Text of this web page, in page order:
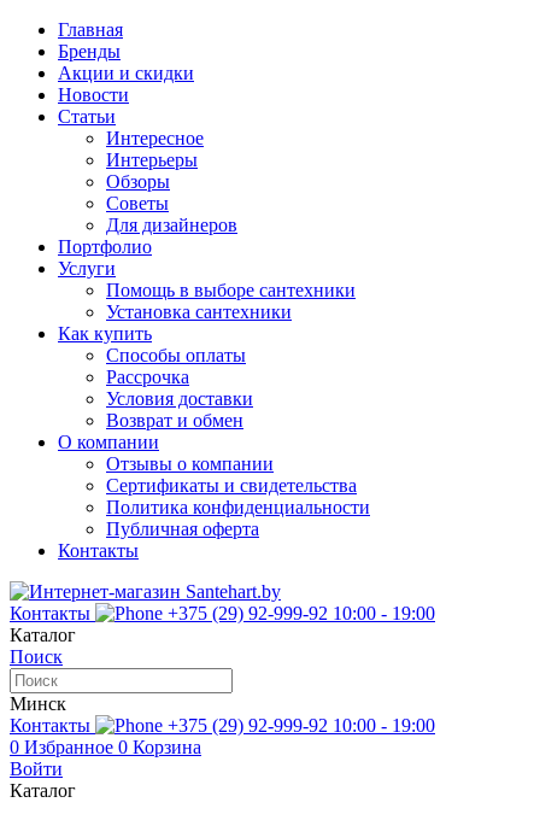
Главная
Бренды
Акции и скидки
Новости
Статьи
Интересное
Интерьеры
Обзоры
Советы
Для дизайнеров
Портфолио
Услуги
Помощь в выборе сантехники
Установка сантехники
Как купить
Способы оплаты
Рассрочка
Условия доставки
Возврат и обмен
О компании
Отзывы о компании
Сертификаты и свидетельства
Политика конфиденциальности
Публичная оферта
Контакты
Контакты +375 (29) 92-999-92 10:00 - 19:00
Каталог
Поиск
Минск
Контакты
+375 (29) 92-999-92 10:00 - 19:00
0 Избранное 0 Корзина
Войти
Каталог